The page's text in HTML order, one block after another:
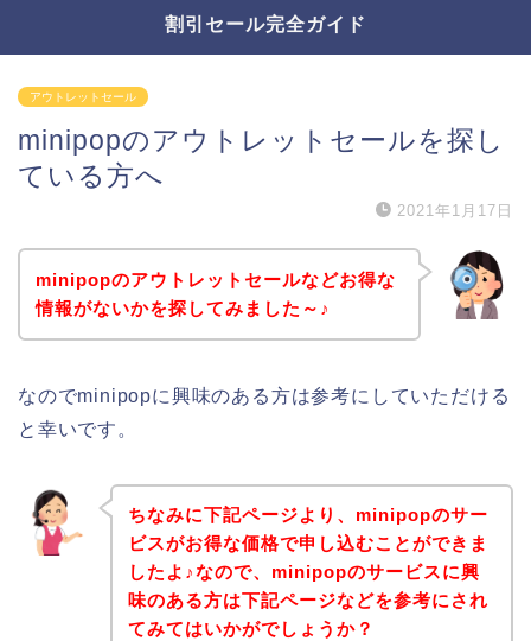
割引セール完全ガイド
アウトレットセール
minipopのアウトレットセールを探し
ている方へ
2021年1月17日
minipopのアウトレットセールなどお得な
情報がないかを探してみました～♪
なのでminipopに興味のある方は参考にしていただける
と幸いです。
ちなみに下記ページより、minipopのサー
ビスがお得な価格で申し込むことができま
したよ♪なので、minipopのサービスに興
味のある方は下記ページなどを参考にされ
てみてはいかがでしょうか？